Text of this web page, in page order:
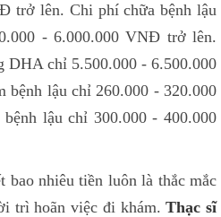
trở lên. Chi phí chữa bệnh lậu
- 6.000.000 VNĐ trở lên.
DHA chỉ 5.500.000 - 6.500.000
lậu chỉ 260.000 - 320.000
lậu chỉ 300.000 - 400.000
bao nhiêu tiền luôn là thắc mắc
trì hoãn việc đi khám.Thạc sĩ